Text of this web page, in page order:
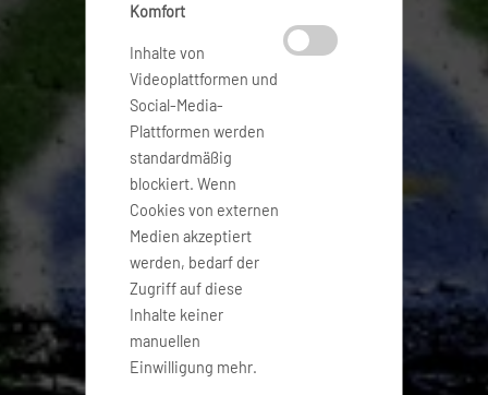
Komfort
Inhalte von
Videoplattformen und
Social-Media-
Plattformen werden
standardmäßig
blockiert. Wenn
Cookies von externen
Medien akzeptiert
werden, bedarf der
Zugriff auf diese
Inhalte keiner
manuellen
Einwilligung mehr.